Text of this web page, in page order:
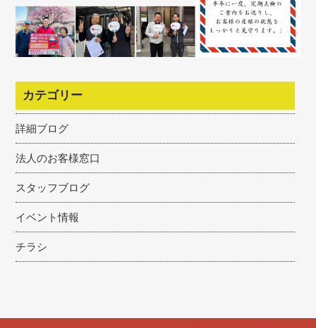
カテゴリー
詳細ブログ
法人のお客様窓口
スタッフブログ
イベント情報
チラシ